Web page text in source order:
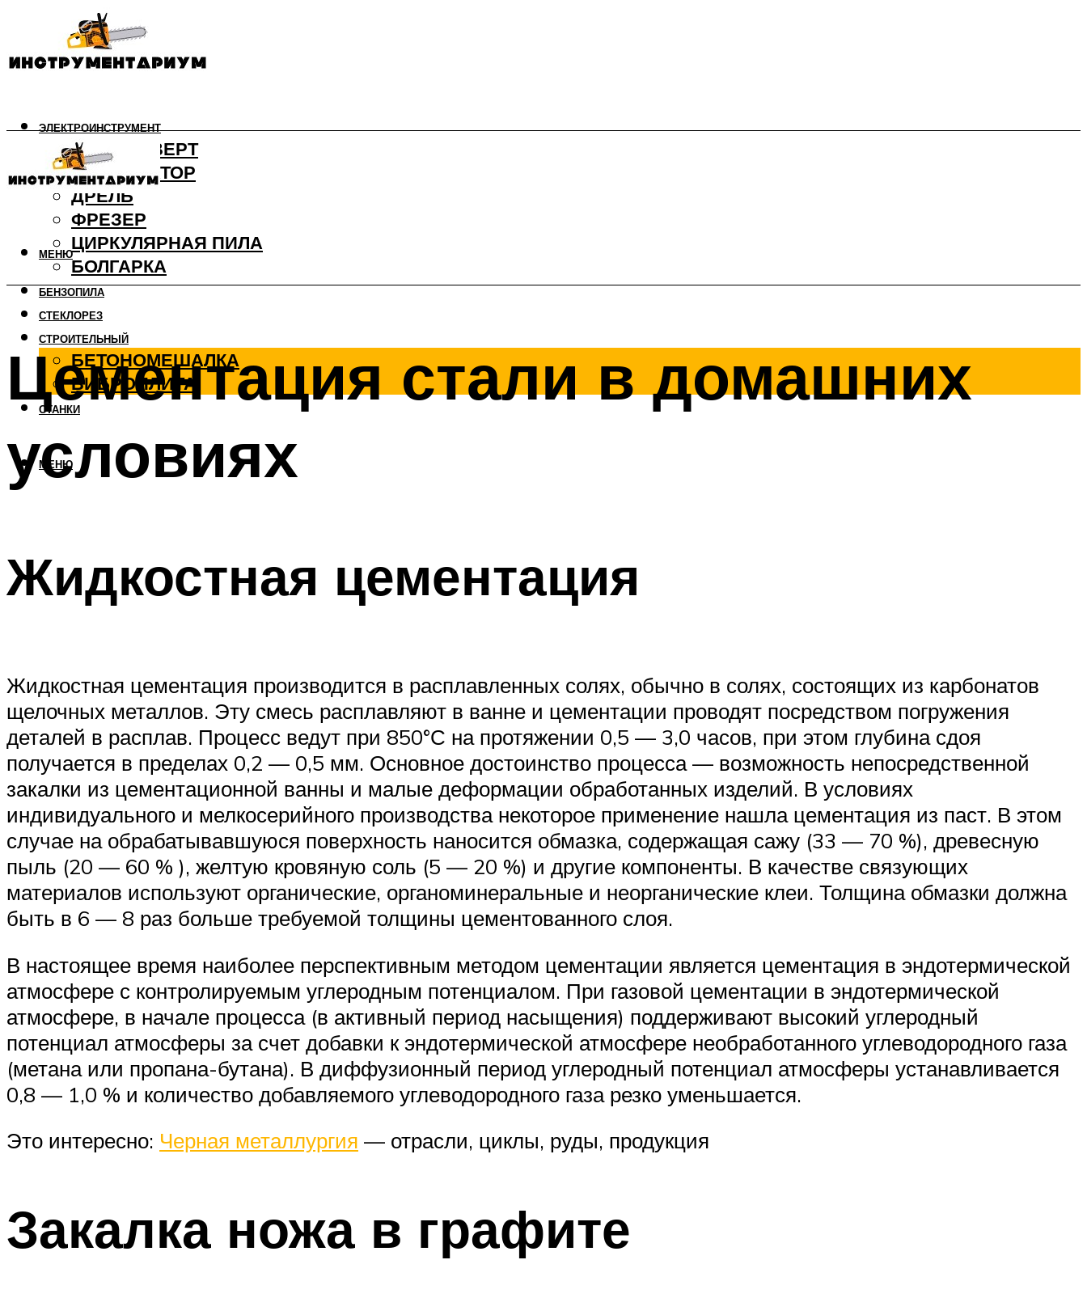
ЭЛЕКТРОИНСТРУМЕНТ
ШУРУПОВЕРТ
ПЕРФОРАТОР
ДРЕЛЬ
ФРЕЗЕР
ЦИРКУЛЯРНАЯ ПИЛА
БОЛГАРКА
БЕНЗОПИЛА
СТЕКЛОРЕЗ
СТРОИТЕЛЬНЫЙ
БЕТОНОМЕШАЛКА
ВИБРОПЛИТА
СТАНКИ
МЕНЮ
МЕНЮ
Цементация стали в домашних
условиях
Жидкостная цементация
Жидкостная цементация производится в расплавленных солях, обычно в солях, состоящих из карбонатов
щелочных металлов. Эту смесь расплавляют в ванне и цементации проводят посредством погружения
деталей в расплав. Процесс ведут при 850°С на протяжении 0,5 — 3,0 часов, при этом глубина сдоя
получается в пределах 0,2 — 0,5 мм. Основное достоинство процесса — возможность непосредственной
закалки из цементационной ванны и малые деформации обработанных изделий. В условиях
индивидуального и мелкосерийного производства некоторое применение нашла цементация из паст. В этом
случае на обрабатывавшуюся поверхность наносится обмазка, содержащая сажу (33 — 70 %), древесную
пыль (20 — 60 % ), желтую кровяную соль (5 — 20 %) и другие компоненты. В качестве связующих
материалов используют органические, органоминеральные и неорганические клеи. Толщина обмазки должна
быть в 6 — 8 раз больше требуемой толщины цементованного слоя.
В настоящее время наиболее перспективным методом цементации является цементация в эндотермической
атмосфере с контролируемым углеродным потенциалом. При газовой цементации в эндотермической
атмосфере, в начале процесса (в активный период насыщения) поддерживают высокий углеродный
потенциал атмосферы за счет добавки к эндотермической атмосфере необработанного углеводородного газа
(метана или пропана-бутана). В диффузионный период углеродный потенциал атмосферы устанавливается
0,8 — 1,0 % и количество добавляемого углеводородного газа резко уменьшается.
Это интересно: Черная металлургия — отрасли, циклы, руды, продукция
Закалка ножа в графите